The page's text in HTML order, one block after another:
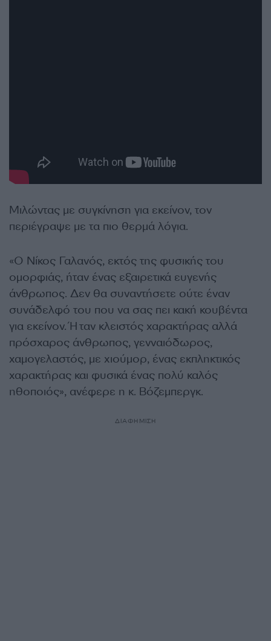
Μιλώντας με συγκίνηση για εκείνον, τον
περιέγραψε με τα πιο θερμά λόγια.
«Ο Νίκος Γαλανός, εκτός της φυσικής του
ομορφιάς, ήταν ένας εξαιρετικά ευγενής
άνθρωπος. Δεν θα συναντήσετε ούτε έναν
συνάδελφό του που να σας πει κακή κουβέντα
για εκείνον. Ήταν κλειστός χαρακτήρας αλλά
πρόσχαρος άνθρωπος, γενναιόδωρος,
χαμογελαστός, με χιούμορ, ένας εκπληκτικός
χαρακτήρας και φυσικά ένας πολύ καλός
ηθοποιός», ανέφερε η κ. Βόζεμπεργκ.
ΔΙΑΦΗΜΙΣΗ